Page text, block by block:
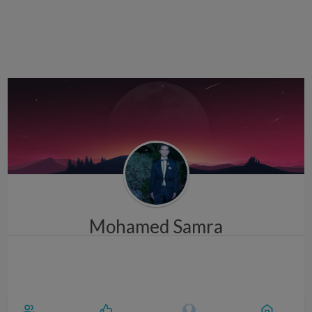
n
Mohamed Samra